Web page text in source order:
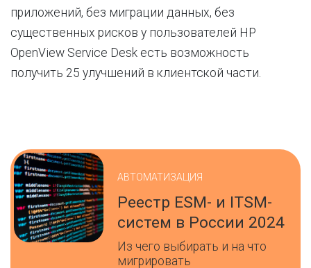
приложений, без миграции данных, без
существенных рисков у пользователей HP
OpenView Service Desk есть возможность
получить 25 улучшений в клиентской части.
АВТОМАТИЗАЦИЯ
Реестр ESM- и ITSM-
систем в России 2024
Из чего выбирать и на что
мигрировать